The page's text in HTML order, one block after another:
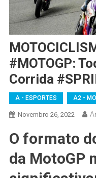
#MOTOGP:
Corrida
A - ESPORTES A2 -
Novembro 26, 2022
O formato
da MotoGP